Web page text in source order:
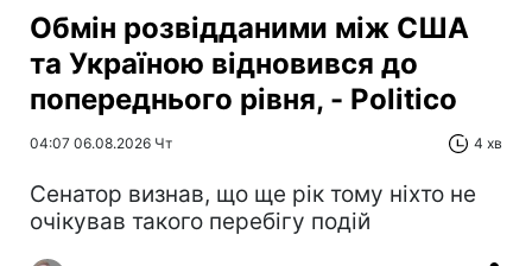
Обмін розвідданими між США
та Україною відновився до
попереднього рівня, - Politico
04:07 06.08.2026 Чт 4 хв
Сенатор визнав, що ще рік тому ніхто не
очікував такого перебігу подій